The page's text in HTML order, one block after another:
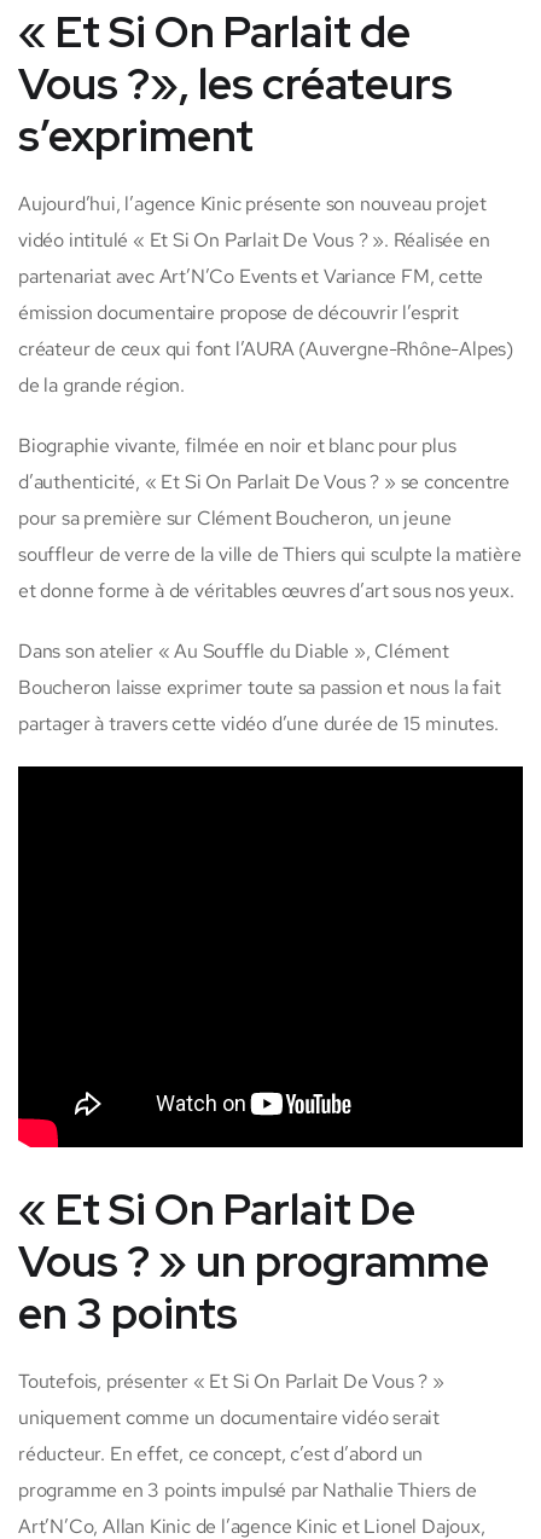
« Et Si On Parlait de
Vous ?», les créateurs
s’expriment
Aujourd’hui, l’agence Kinic présente son nouveau projet
vidéo intitulé « Et Si On Parlait De Vous ? ». Réalisée en
partenariat avec Art’N’Co Events et Variance FM, cette
émission documentaire propose de découvrir l’esprit
créateur de ceux qui font l’AURA (Auvergne-Rhône-Alpes)
de la grande région.
Biographie vivante, filmée en noir et blanc pour plus
d’authenticité, « Et Si On Parlait De Vous ? » se concentre
pour sa première sur Clément Boucheron, un jeune
souffleur de verre de la ville de Thiers qui sculpte la matière
et donne forme à de véritables œuvres d’art sous nos yeux.
Dans son atelier « Au Souffle du Diable », Clément
Boucheron laisse exprimer toute sa passion et nous la fait
partager à travers cette vidéo d’une durée de 15 minutes.
« Et Si On Parlait De
Vous ? » un programme
en 3 points
Toutefois, présenter « Et Si On Parlait De Vous ? »
uniquement comme un documentaire vidéo serait
réducteur. En effet, ce concept, c’est d’abord un
programme en 3 points impulsé par Nathalie Thiers de
Art’N’Co, Allan Kinic de l’agence Kinic et Lionel Dajoux,